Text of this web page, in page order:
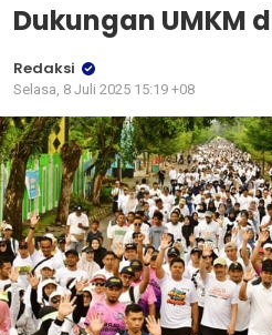
Dukungan UMKM
Redaksi
Selasa, 8 Juli 2025 15:19 +08